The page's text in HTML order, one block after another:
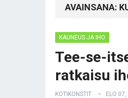
AVAINSANA:
KAUNEUS JA IHO
Tee-se-
ratkaisu
KOTIKONSTIT ELO